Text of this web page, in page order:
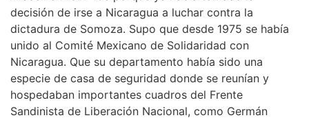
decisión de irse a Nicaragua a luchar contra la
dictadura de Somoza. Supo que desde 1975 se había
unido al Comité Mexicano de Solidaridad con
Nicaragua. Que su departamento había sido una
especie de casa de seguridad donde se reunían y
hospedaban importantes cuadros del Frente
Sandinista de Liberación Nacional, como Germán